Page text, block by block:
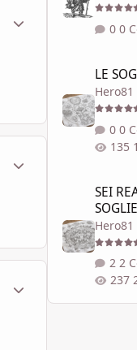
Statistiche Autore
Statistiche Autore
0
LE
Hero81
0
SEI
SOGLIE
Hero81
2